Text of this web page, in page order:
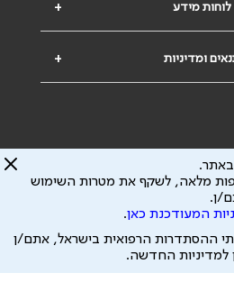
+ לוחות מידע
+ ומדיניות
זה נועד להשכלה בלבד ואין לראות בו
אחראית לתוכן המתפרסם באתר זה ולכל נזק
אישי לצורך מתן השרות וכי חלק ממנו עשוי
בכפוף ל
באתר.
מלאה, לשקף את מטרות השימוש
ן.
המעודכנת כאן.
ההסתדרות הרפואית בישראל, אתם/ן
החדשה.